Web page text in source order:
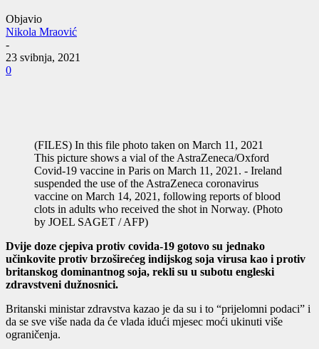
Objavio
Nikola Mraović
-
23 svibnja, 2021
0
(FILES) In this file photo taken on March 11, 2021
This picture shows a vial of the AstraZeneca/Oxford
Covid-19 vaccine in Paris on March 11, 2021. - Ireland
suspended the use of the AstraZeneca coronavirus
vaccine on March 14, 2021, following reports of blood
clots in adults who received the shot in Norway. (Photo
by JOEL SAGET / AFP)
Dvije doze cjepiva protiv covida-19 gotovo su jednako
učinkovite protiv brzoširećeg indijskog soja virusa kao i protiv
britanskog dominantnog soja, rekli su u subotu engleski
zdravstveni dužnosnici.
Britanski ministar zdravstva kazao je da su i to “prijelomni podaci” i
da se sve više nada da će vlada idući mjesec moći ukinuti više
ograničenja.